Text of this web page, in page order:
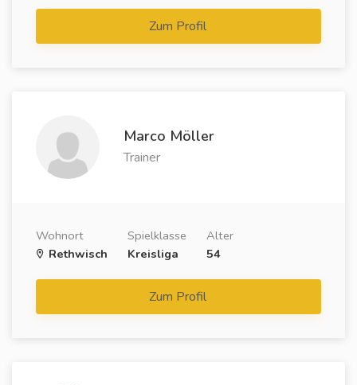
Zum Profil
Marco Möller
Trainer
Wohnort
Rethwisch
Spielklasse
Kreisliga
Alter
54
Zum Profil